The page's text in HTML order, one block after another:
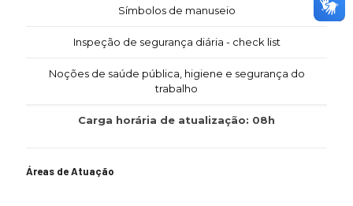
Símbolos de manuseio
Inspeção de segurança diária - check list
Noções de saúde pública, higiene e segurança do
trabalho
Carga horária de atualização: 08h
Áreas de Atuação